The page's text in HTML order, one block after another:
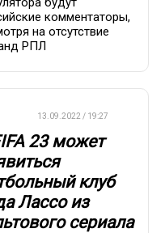
комментаторы,
на отсутствие
РПЛ
13.09.2022 / 19:27
23 может
клуб
Лассо из
сериала